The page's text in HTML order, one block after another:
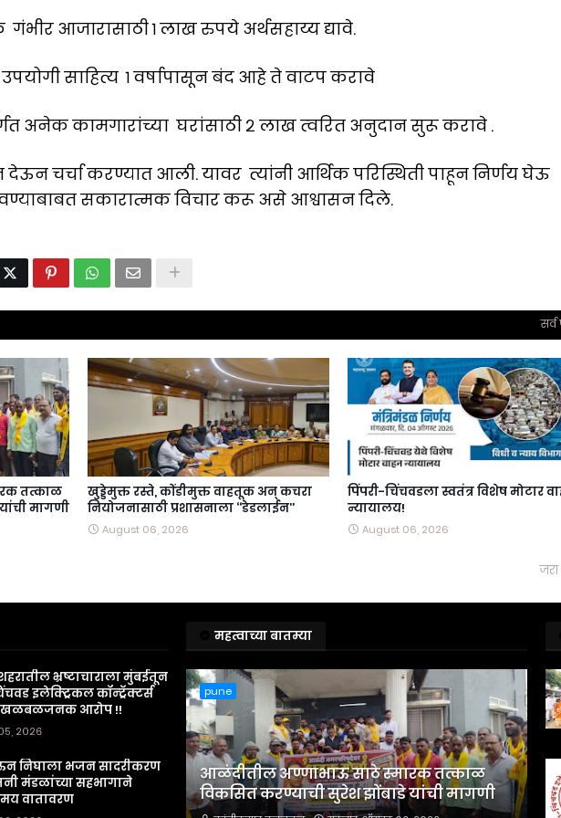
आजारासाठी १ लाख रुपये अर्थसहाय्य द्यावे.
साहित्य १ वर्षापासून बंद आहे ते वाटप करावे
अनेक कामगारांच्या घरांसाठी २ लाख त्वरित अनुदान सुरू करावे .
चर्चा करण्यात आली. यावर त्यांनी आर्थिक परिस्थिती पाहून निर्णय घेऊ
सकारात्मक विचार करू असे आश्वासन दिले.
सर्व
तत्काळ
मागणी
खुड्डेमुक्त रस्ते, कोंडीमुक्त वाहतूक अन्‌ कचरा
नियोजनासाठी प्रशासनाला ‘‘डेडलाईन’’
August 06, 2026
पिंपरी-चिंचवडला स्वतंत्र विशेष मोटार
न्यायालय!
August 06, 2026
भ्रष्टाचाराला मुंबईतून
इलेक्ट्रिकल कॉन्ट्रॅक्टर्स
खळबळजनक आरोप !!
२०२६
निघाला भजन सादरीकरण
मंडळांच्या सहभागाने
वातावरण
महत्वाच्या बातम्या
pune
आळंदीतील अण्णाभाऊ साठे स्मारक तत्काळ
विकसित करण्याची सुरेश झोंबाडे यांची मागणी